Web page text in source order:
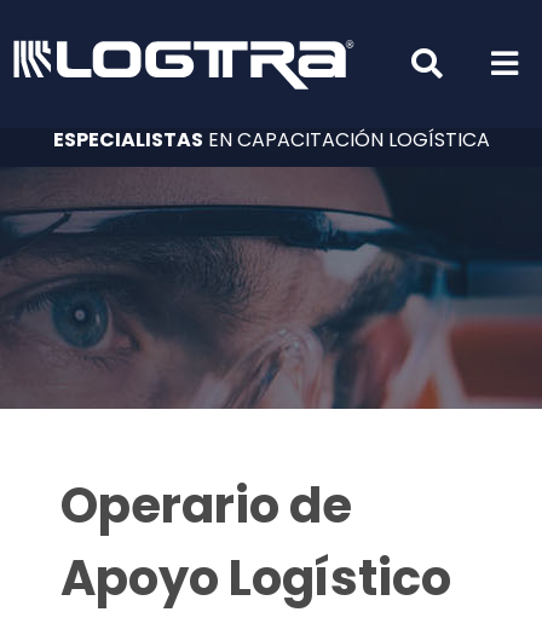
ESPECIALISTAS EN CAPACITACIÓN LOGÍSTICA
Operario de
Apoyo Logístico